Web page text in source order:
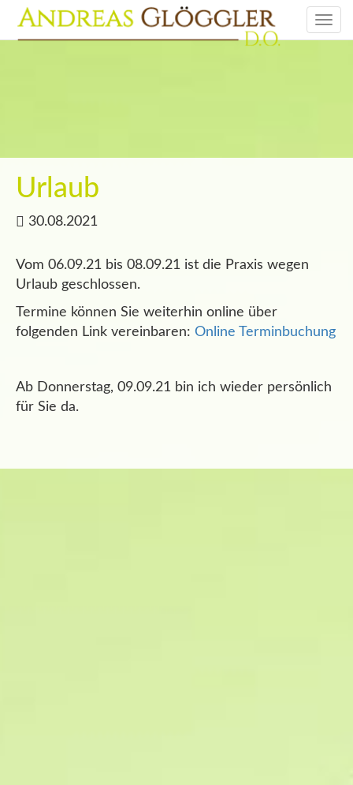
Urlaub
30.08.2021
Vom 06.09.21 bis 08.09.21 ist die Praxis wegen
Urlaub geschlossen.
Termine können Sie weiterhin online über
folgenden Link vereinbaren: Online Terminbuchung
Ab Donnerstag, 09.09.21 bin ich wieder persönlich
für Sie da.